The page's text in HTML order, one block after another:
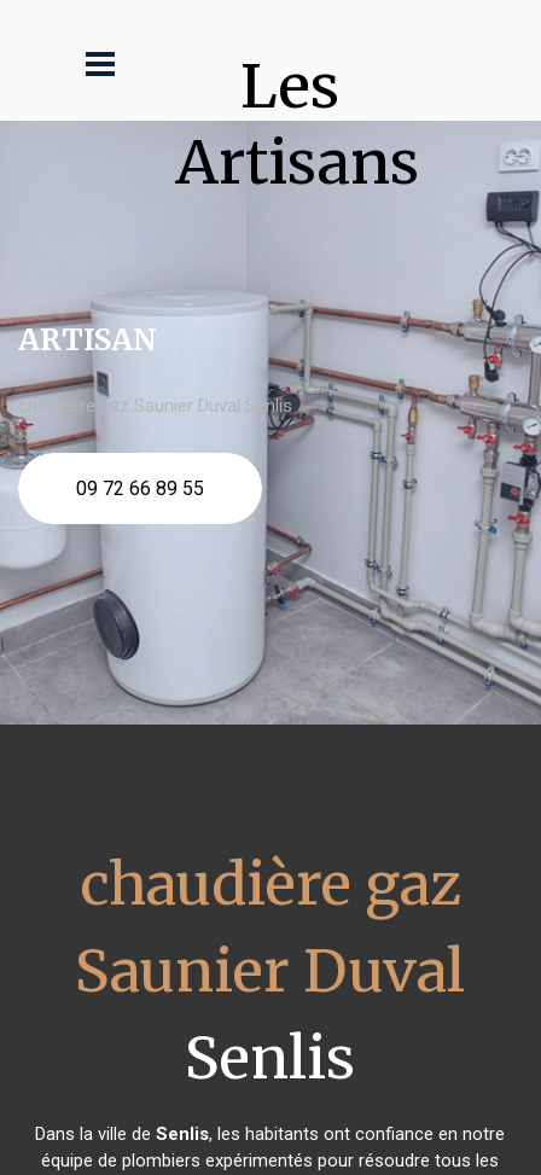
Les
Artisans
ARTISAN
chaudière gaz Saunier Duval Senlis
09 72 66 89 55
chaudière gaz
Saunier Duval
Senlis
Dans la ville deSenlis, les habitants ont confiance en notre
équipe de plombiers expérimentés pour résoudre tous les